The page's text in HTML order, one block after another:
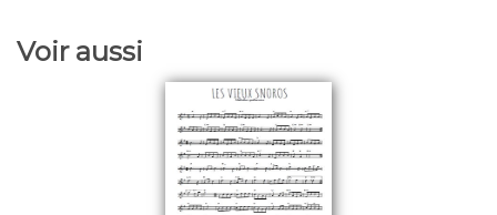
Voir aussi